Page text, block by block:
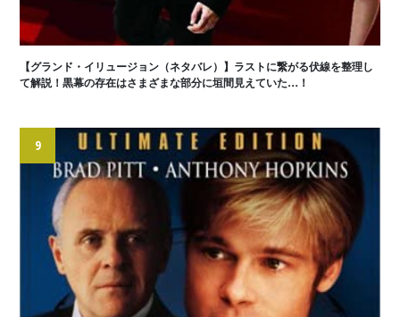
【グランド・イリュージョン（ネタバレ）】ラストに繋がる伏線を整理し
て解説！黒幕の存在はさまざまな部分に垣間見えていた…！
9